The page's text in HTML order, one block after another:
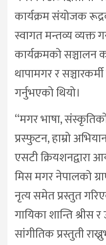
कार्यक्रम संयोजक
स्वागत मन्तव्य व्यक्त
कार्यक्रमको सञ्चालन
थापामगर र
गर्नुभएको थियो।
“मगर भाषा,
प्रस्फुटन, हाम्रो
एसटी
मिस मगर नेपालको
नृत्य समेत प्रस्तुत
गायिका शान्ति
सांगीतिक प्रस्तुती